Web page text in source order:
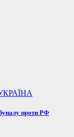
проти РФ